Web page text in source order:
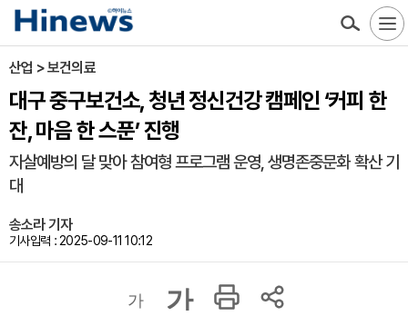
산업 > 보건의료
대구 중구보건소, 청년 정신건강 캠페인 ‘커피 한
잔, 마음 한 스푼’ 진행
자살예방의 달 맞아 참여형 프로그램 운영, 생명존중문화 확산 기
대
송소라 기자
기사입력 : 2025-09-11 10:12
가 가